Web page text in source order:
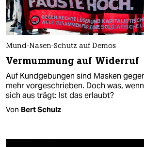
Mund-Nasen-Schutz auf Demos
Vermummung auf Widerruf
Auf Kundgebungen sind Masken
mehr vorgeschrieben. Doch was,
sich aus trägt: Ist das erlaubt?
Von Bert Schulz